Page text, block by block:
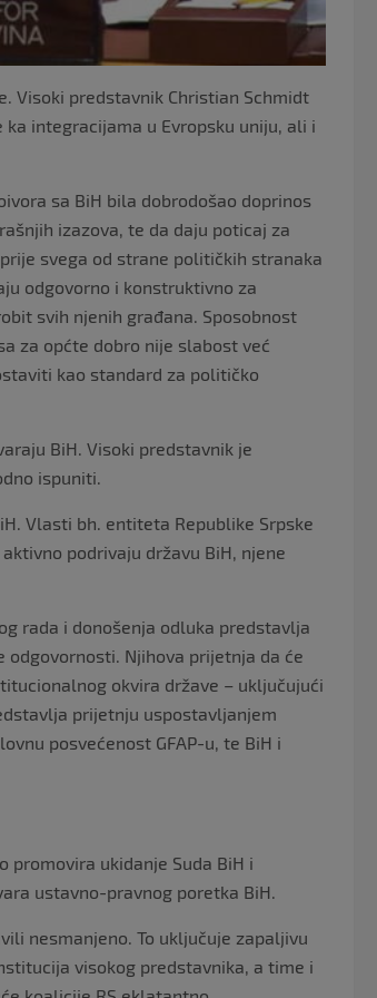
Visoki predstavnik Christian Schmidt
integracijama u Evropsku uniju, ali i
sa BiH bila dobrodošao doprinos
izazova, te da daju poticaj za
svega od strane političkih stranaka
odgovorno i konstruktivno za
svih njenih građana. Sposobnost
za općte dobro nije slabost već
kao standard za političko
BiH. Visoki predstavnik je
ispuniti.
Vlasti bh. entiteta Republike Srpske
podrivaju državu BiH, njene
rada i donošenja odluka predstavlja
Njihova prijetnja da će
okvira države – uključujući
prijetnju uspostavljanjem
posvećenost GFAP-u, te BiH i
promovira ukidanje Suda BiH i
ustavno-pravnog poretka BiH.
nesmanjeno. To uključuje zapaljivu
visokog predstavnika, a time i